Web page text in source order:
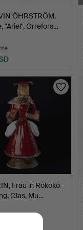
ÖHRSTRÖM.
"Ariel", Orrefors…
Frau in Rokoko-
Glas, Mu…